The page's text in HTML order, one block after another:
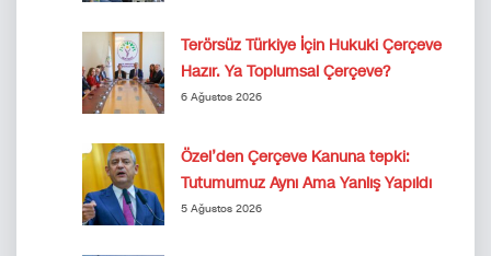
Terörsüz Türkiye İçin Hukuki Çerçeve
Hazır. Ya Toplumsal Çerçeve?
6 Ağustos 2026
Özel’den Çerçeve Kanuna tepki:
Tutumumuz Aynı Ama Yanlış Yapıldı
5 Ağustos 2026